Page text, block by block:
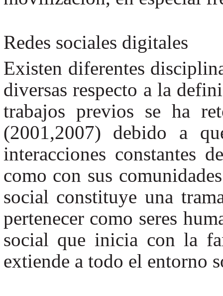
Redes sociales digitales
Existen diferentes
diversas respecto a la
trabajos previos se ha
(2001,2007) debido a
interacciones constantes
como con sus
social constituye una
pertenecer como seres
social que inicia con la
extiende a todo el entorno